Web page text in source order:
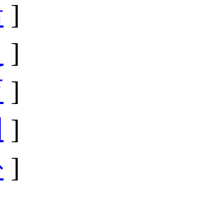
]
]
]
]
]